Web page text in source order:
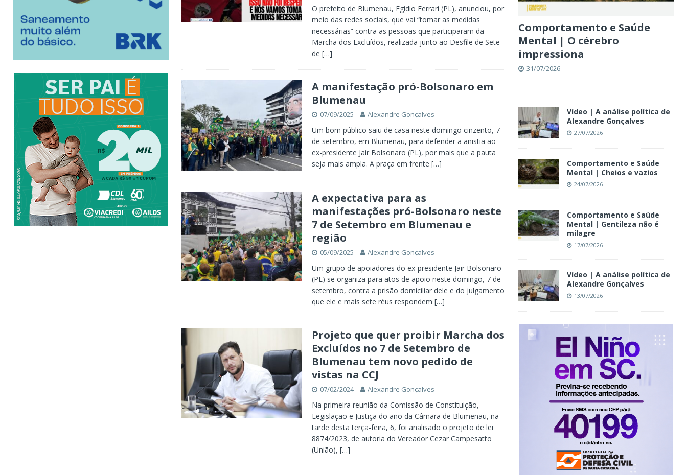
O prefeito de Blumenau, Egidio Ferrari (PL), anunciou, por
meio das redes sociais, que vai “tomar as medidas
necessárias” contra as pessoas que participaram da
Marcha dos Excluídos, realizada junto ao Desfile de Sete
de […]
A manifestação pró-Bolsonaro em
Blumenau
07/09/2025 Alexandre Gonçalves
Um bom público saiu de casa neste domingo cinzento, 7
de setembro, em Blumenau, para defender a anistia ao
ex-presidente Jair Bolsonaro (PL), por mais que a pauta
seja mais ampla. A praça em frente […]
A expectativa para as
manifestações pró-Bolsonaro neste
7 de Setembro em Blumenau e
região
05/09/2025 Alexandre Gonçalves
Um grupo de apoiadores do ex-presidente Jair Bolsonaro
(PL) se organiza para atos de apoio neste domingo, 7 de
setembro, contra a prisão domiciliar dele e do julgamento
que ele e mais sete réus respondem […]
Projeto que quer proibir Marcha dos
Excluídos no 7 de Setembro de
Blumenau tem novo pedido de
vistas na CCJ
07/02/2024 Alexandre Gonçalves
Na primeira reunião da Comissão de Constituição,
Legislação e Justiça do ano da Câmara de Blumenau, na
tarde desta terça-feira, 6, foi analisado o projeto de lei
8874/2023, de autoria do Vereador Cezar Campesatto
(União), […]
Comportamento e Saúde
Mental | O cérebro
impressiona
31/07/2026
Vídeo | A análise política de
Alexandre Gonçalves
27/07/2026
Comportamento e Saúde
Mental | Cheios e vazios
24/07/2026
Comportamento e Saúde
Mental | Gentileza não é
milagre
17/07/2026
Vídeo | A análise política de
Alexandre Gonçalves
13/07/2026